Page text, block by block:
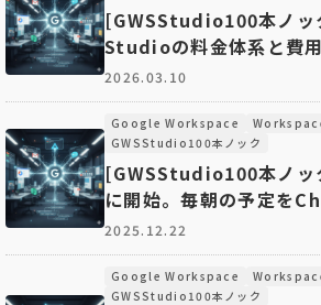
[GWSStudio100本ノ
Studioの料金体系と費
2026.03.10
Google Workspace
GWSStudio100本ノック
[GWSStudio100本ノッ
に開始。毎朝の予定を
2025.12.22
Google Workspace
GWSStudio100本ノック